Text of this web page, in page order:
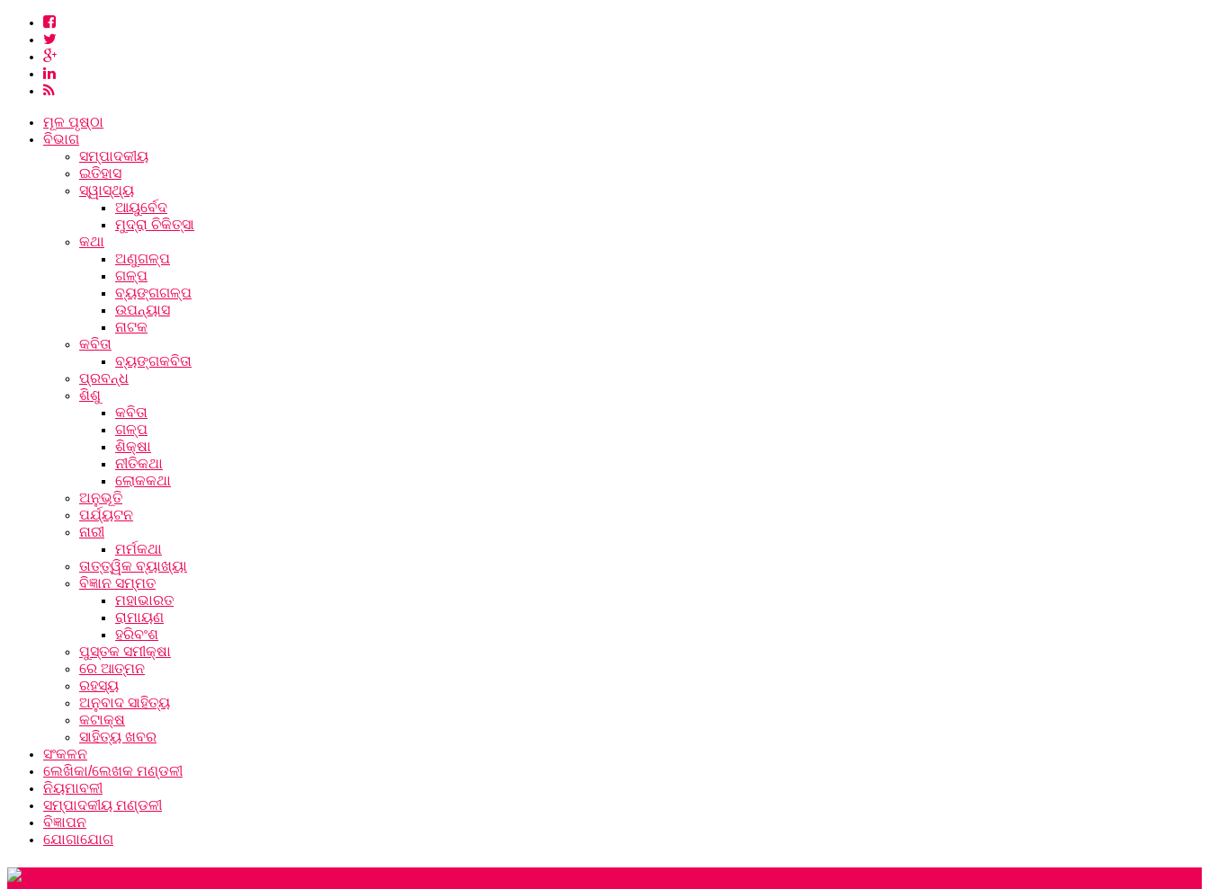
ମୂଳ ପୃଷ୍ଠା
ବିଭାଗ
ସମ୍ପାଦକୀୟ
ଇତିହାସ
ସ୍ୱାସ୍ଥ୍ୟ
ଆୟୁର୍ବେଦ
ମୁଦ୍ରା ଚିକିତ୍ସା
କଥା
ଅଣୁଗଳ୍ପ
ଗଳ୍ପ
ବ୍ୟଙ୍ଗଗଳ୍ପ
ଉପନ୍ୟାସ
ନାଟକ
କବିତା
ବ୍ୟଙ୍ଗକବିତା
ପ୍ରବନ୍ଧ
ଶିଶୁ
କବିତା
ଗଳ୍ପ
ଶିକ୍ଷା
ନୀତିକଥା
ଲୋକକଥା
ଅନୁଭୂତି
ପର୍ଯ୍ୟଟନ
ନାରୀ
ମର୍ମକଥା
ତାତ୍ତ୍ୱିକ ବ୍ୟାଖ୍ୟା
ବିଜ୍ଞାନ ସମ୍ମତ
ମହାଭାରତ
ରାମାୟଣ
ହରିବଂଶ
ପୁସ୍ତକ ସମୀକ୍ଷା
ରେ ଆତ୍ମନ
ରହସ୍ୟ
ଅନୁବାଦ ସାହିତ୍ୟ
କଟାକ୍ଷ
ସାହିତ୍ୟ ଖବର
ସଂକଳନ
ଲେଖିକା/ଲେଖକ ମଣ୍ଡଳୀ
ନିୟମାବଳୀ
ସମ୍ପାଦକୀୟ ମଣ୍ଡଳୀ
ବିଜ୍ଞାପନ
ଯୋଗାଯୋଗ